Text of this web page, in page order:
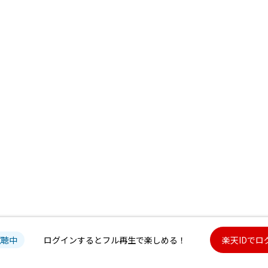
中 ログインするとフル再生で楽しめる！ 楽天IDでロ